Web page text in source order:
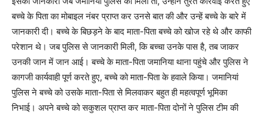
बच्चे के पिता का मोबाइल नंबर प्राप्त कर उनसे बात की और उन्हें बच्चे के बारे में
जानकारी दी। बच्चे के बिछड़ने के बाद माता-पिता बच्चे को खोज रहे थे और काफी
परेशान थे। जब पुलिस से जानकारी मिली, कि बच्चा उनके पास है, तब जाकर
उनकी जान में जान आई। बच्चे के माता-पिता जमानिया थाना पहुंचे और पुलिस ने
कागजी कार्यवाही पूर्ण करते हुए, बच्चे को माता-पिता के हवाले किया। जमानियां
पुलिस ने बच्चे को उसके माता-पिता से मिलवाकर बहुत ही महत्वपूर्ण भूमिका
निभाई। अपने बच्चे को सकुशल प्राप्त कर माता-पिता दोनों ने पुलिस टीम की